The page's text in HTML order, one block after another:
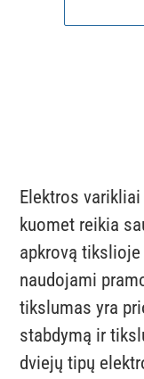
Elektros
kuomet reikia
apkrovą
naudojami
tikslumas yra
stabdymą ir
dviejų tipų